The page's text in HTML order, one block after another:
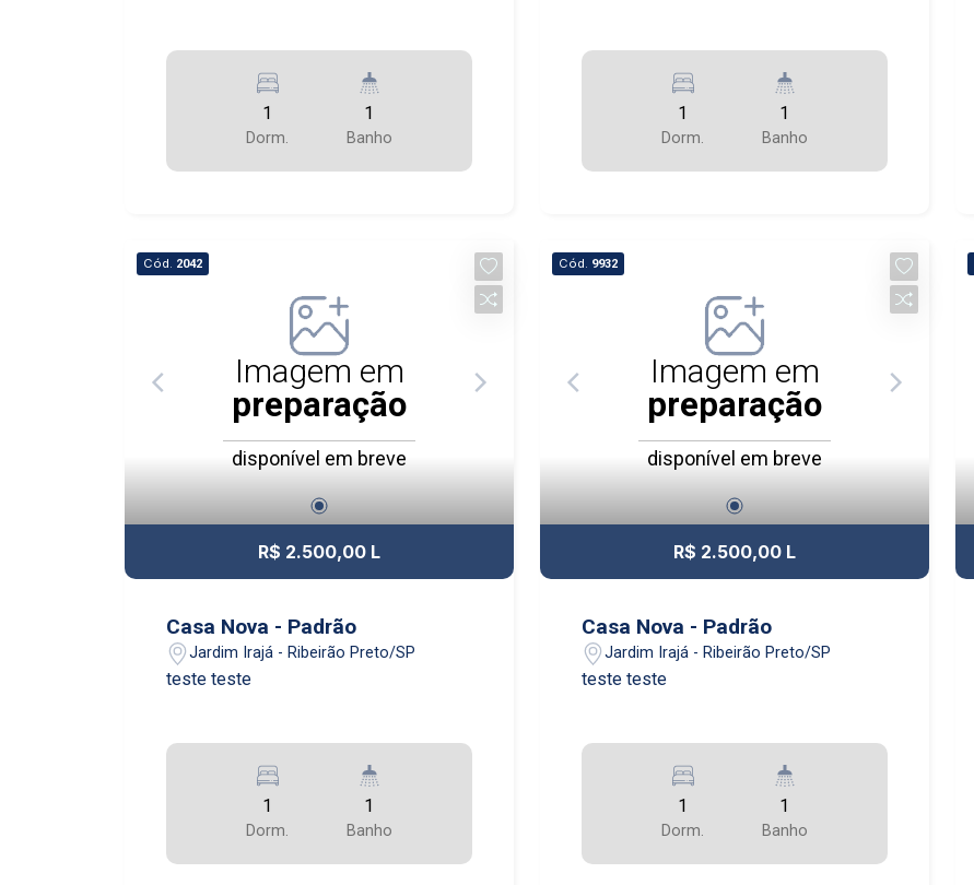
1
Dorm.
1
Banho
1
Dorm.
1
Banho
Cód. 2042
Imagem em
preparação
disponível em breve
R$ 2.500,00 L
Casa Nova - Padrão
Jardim Irajá - Ribeirão Preto/SP
teste teste
1
Dorm.
1
Banho
Cód. 9932
Imagem em
preparação
disponível em breve
R$ 2.500,00 L
Casa Nova - Padrão
Jardim Irajá - Ribeirão Preto/SP
teste teste
1
Dorm.
1
Banho